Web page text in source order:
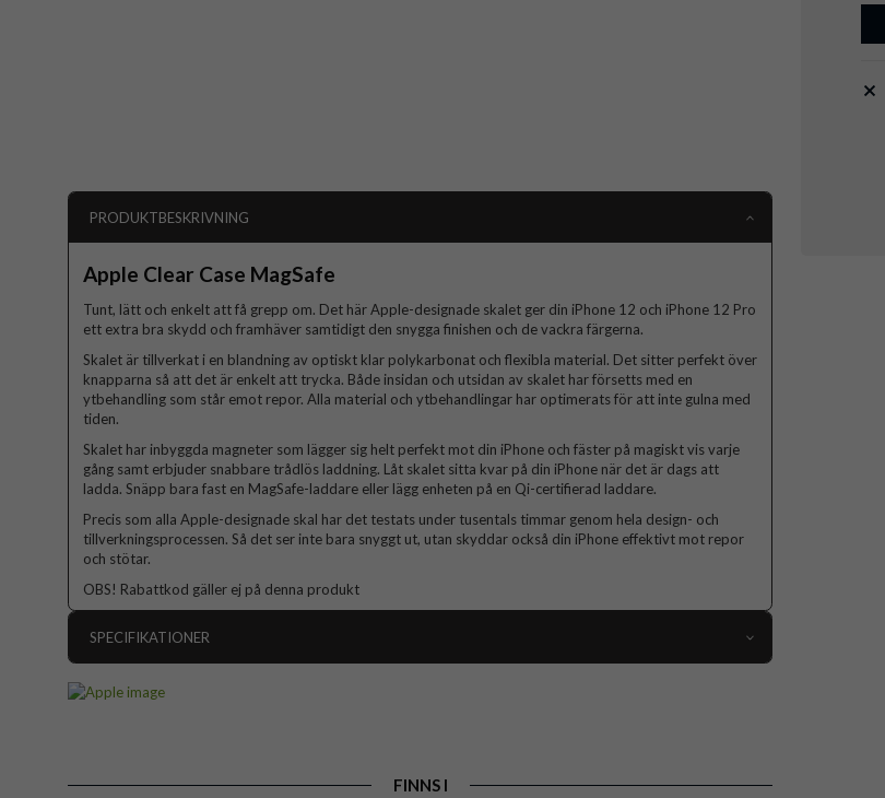
PRODUKTBESKRIVNING
Apple Clear Case MagSafe
Tunt, lätt och enkelt att få grepp om. Det här Apple-designade skalet ger din iPhone 12 och iPhone 12 Pro
ett extra bra skydd och framhäver samtidigt den snygga finishen och de vackra färgerna.
Skalet är tillverkat i en blandning av optiskt klar polykarbonat och flexibla material. Det sitter perfekt över
knapparna så att det är enkelt att trycka. Både insidan och utsidan av skalet har försetts med en
ytbehandling som står emot repor. Alla material och ytbehandlingar har optimerats för att inte gulna med
tiden.
Skalet har inbyggda magneter som lägger sig helt perfekt mot din iPhone och fäster på magiskt vis varje
gång samt erbjuder snabbare trådlös laddning. Låt skalet sitta kvar på din iPhone när det är dags att
ladda. Snäpp bara fast en MagSafe-laddare eller lägg enheten på en Qi-certifierad laddare.
Precis som alla Apple-designade skal har det testats under tusentals timmar genom hela design- och
tillverkningsprocessen. Så det ser inte bara snyggt ut, utan skyddar också din iPhone effektivt mot repor
och stötar.
OBS! Rabattkod gäller ej på denna produkt
SPECIFIKATIONER
Egenskaper
MagSafe-kompatibel
FINNS I